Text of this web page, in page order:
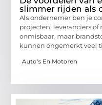
slimmer rijden als
Als ondernemer ben je
projecten, leveranciers
onmisbaar, maar
kunnen ongemerkt veel
Auto's En Motoren